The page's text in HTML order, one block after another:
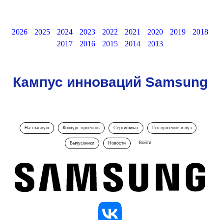
2026 2025 2024 2023 2022 2021 2020 2019
2018
2017
2016 2015 2014 2013
Кампус инноваций Samsung
На главную Конкурс проектов Сертификат Поступление в вуз
Выпускники Новости Войти